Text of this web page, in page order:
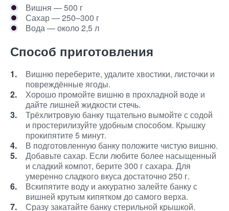
Вишня — 500 г
Сахар — 250–300 г
Вода — около 2,5 л
Способ приготовления
Вишню переберите, удалите хвостики, листочки и
повреждённые ягоды.
Хорошо промойте вишню в прохладной воде и
дайте лишней жидкости стечь.
Трёхлитровую банку тщательно вымойте с содой
и простерилизуйте удобным способом. Крышку
прокипятите 5 минут.
В подготовленную банку положите чистую вишню.
Добавьте сахар. Если любите более насыщенный
и сладкий компот, берите 300 г сахара. Для
умеренно сладкого вкуса достаточно 250 г.
Вскипятите воду и аккуратно залейте банку с
вишней крутым кипятком до самого верха.
Сразу закатайте банку стерильной крышкой.